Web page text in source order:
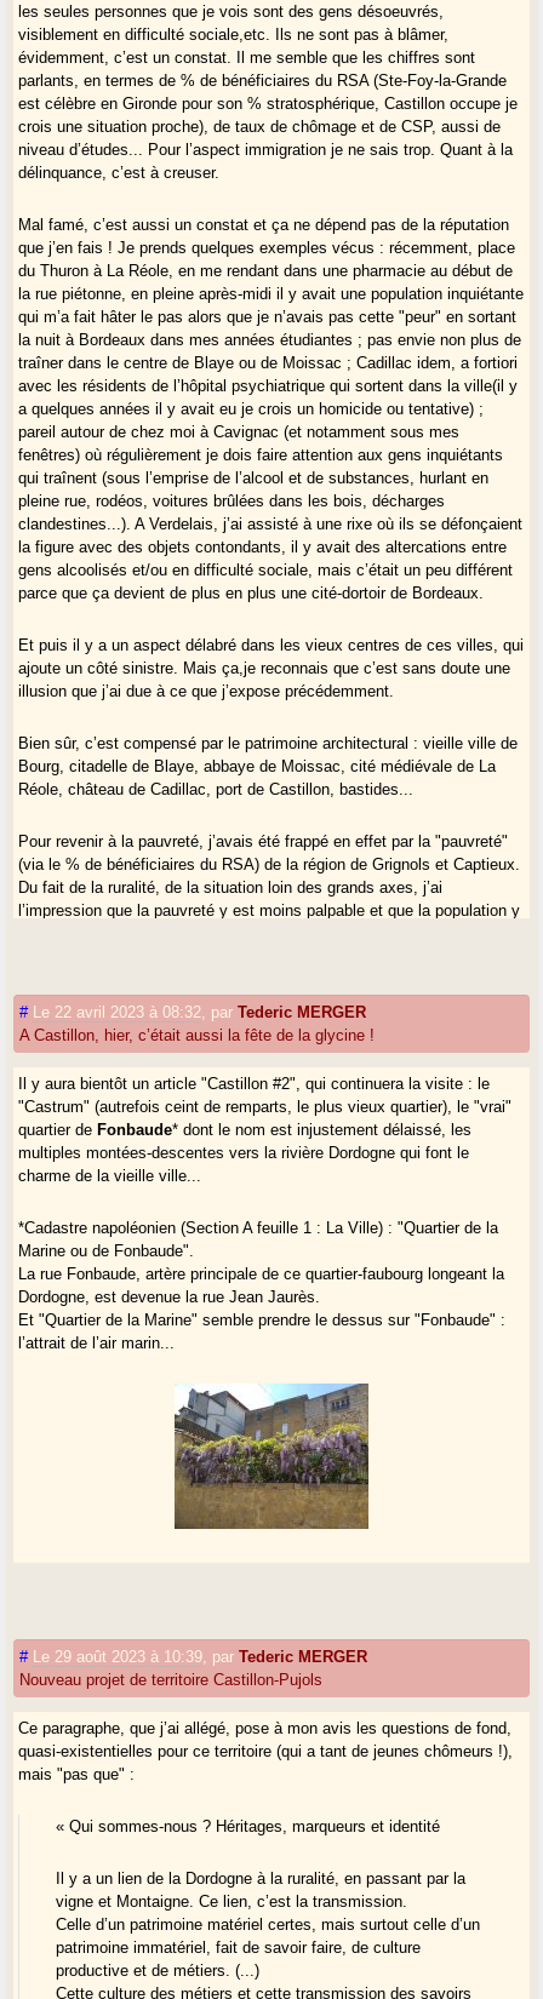
les seules personnes que je vois sont des gens désoeuvrés,
visiblement en difficulté sociale,etc. Ils ne sont pas à blâmer,
évidemment, c’est un constat. Il me semble que les chiffres sont
parlants, en termes de % de bénéficiaires du RSA (Ste-Foy-la-Grande
est célèbre en Gironde pour son % stratosphérique, Castillon occupe je
crois une situation proche), de taux de chômage et de CSP, aussi de
niveau d’études... Pour l’aspect immigration je ne sais trop. Quant à la
délinquance, c’est à creuser.
Mal famé, c’est aussi un constat et ça ne dépend pas de la réputation
que j’en fais ! Je prends quelques exemples vécus : récemment, place
du Thuron à La Réole, en me rendant dans une pharmacie au début de
la rue piétonne, en pleine après-midi il y avait une population inquiétante
qui m’a fait hâter le pas alors que je n’avais pas cette "peur" en sortant
la nuit à Bordeaux dans mes années étudiantes ; pas envie non plus de
traîner dans le centre de Blaye ou de Moissac ; Cadillac idem, a fortiori
avec les résidents de l’hôpital psychiatrique qui sortent dans la ville(il y
a quelques années il y avait eu je crois un homicide ou tentative) ;
pareil autour de chez moi à Cavignac (et notamment sous mes
fenêtres) où régulièrement je dois faire attention aux gens inquiétants
qui traînent (sous l’emprise de l’alcool et de substances, hurlant en
pleine rue, rodéos, voitures brûlées dans les bois, décharges
clandestines...). A Verdelais, j’ai assisté à une rixe où ils se défonçaient
la figure avec des objets contondants, il y avait des altercations entre
gens alcoolisés et/ou en difficulté sociale, mais c’était un peu différent
parce que ça devient de plus en plus une cité-dortoir de Bordeaux.
Et puis il y a un aspect délabré dans les vieux centres de ces villes, qui
ajoute un côté sinistre. Mais ça,je reconnais que c’est sans doute une
illusion que j’ai due à ce que j’expose précédemment.
Bien sûr, c’est compensé par le patrimoine architectural : vieille ville de
Bourg, citadelle de Blaye, abbaye de Moissac, cité médiévale de La
Réole, château de Cadillac, port de Castillon, bastides...
Pour revenir à la pauvreté, j’avais été frappé en effet par la "pauvreté"
(via le % de bénéficiaires du RSA) de la région de Grignols et Captieux.
Du fait de la ruralité, de la situation loin des grands axes, j’ai
l’impression que la pauvreté y est moins palpable et que la population y
artisans (garagistes ruraux...), que de chômeurs et de saisonniers ? Je
n’ai pas (encore) creusé la question. Au Carrefour Market de Targon, j’ai
eu certes la même sensation qu’à l’Intermarché de Castillon, mais dans
Si un jour tu visites encore une ville de ce type, je veux bien venir,
tè.Pour confronter nos impressions.
# Le 22 avril 2023 à 08:32 parTederic MERGER
A Castillon, hier, c’était aussi la fête de la glycine !
Il y aura bientôt un article "Castillon #2", qui continuera la visite : le
"Castrum" (autrefois ceint de remparts, le plus vieux quartier), le "vrai"
quartier de Fonbaude* dont le nom est injustement délaissé, les
multiples montées-descentes vers la rivière Dordogne qui font le
charme de la vieille ville...
*Cadastre napoléonien (Section A feuille 1 : La Ville) : "Quartier de la
Marine ou de Fonbaude".
La rue Fonbaude, artère principale de ce quartier-faubourg longeant la
Dordogne, est devenue la rue Jean Jaurès.
Et "Quartier de la Marine" semble prendre le dessus sur "Fonbaude" :
l’attrait de l’air marin...
# Le 29 août 2023 à 10:39 parTederic MERGER
Nouveau projet de territoire Castillon-Pujols
Ce paragraphe, que j’ai allégé, pose à mon avis les questions de fond,
quasi-existentielles pour ce territoire (qui a tant de jeunes chômeurs !),
mais "pas que" :
« Qui sommes-nous ? Héritages, marqueurs et identité
Il y a un lien de la Dordogne à la ruralité, en passant par la
vigne et Montaigne. Ce lien, c’est la transmission.
Celle d’un patrimoine matériel certes, mais surtout celle d’un
patrimoine immatériel, fait de savoir faire, de culture
productive et de métiers. (...)
Cette culture des métiers et cette transmission des savoirs